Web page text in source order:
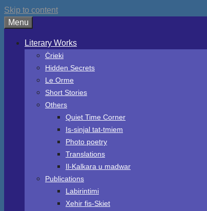
Skip to content
Menu
Literary Works
Ċrieki
Hidden Secrets
Le Orme
Short Stories
Others
Quiet Time Corner
Is-sinjal tat-tmiem
Photo poetry
Translations
Il-Kalkara u madwar
Publications
Labirintimi
Xehir fis-Skiet